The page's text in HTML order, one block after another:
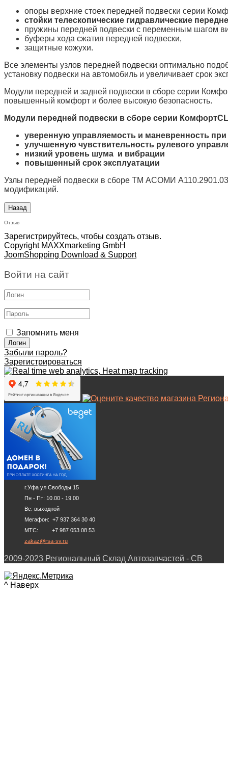
опоры верхние стоек передней подвески серии
стойки телескопические гидравлические
пружины передней подвески с переменным шагом
буферы хода сжатия передней подвески,
защитные кожухи.
Все элементы узлов передней подвески оптимально
установку подвески на автомобиль и увеличивает срок
Модули передней и задней подвески в сборе серии
повышенный комфорт и более высокую безопасность.
Модули передней подвески в сборе серии
уверенную управляемость и маневренность
улучшенную чувствительность рулевого
низкий уровень шума и вибрации
повышенный срок эксплуатации
Узлы передней подвески в сборе ТМ АСОМИ
модификаций.
Отзыв
Зарегистрируйтесь, чтобы создать отзыв.
Copyright MAXXmarketing GmbH
JoomShopping Download & Support
Войти на сайт
Запомнить меня
Забыли пароль?
Зарегистрироваться
г.Уфа ул Свободы 15
Пн - Пт: 10.00 - 19.00
Вс: выходной
Мегафон: +7 937 364 30 40
МТС: +7 987 053 08 53
zakaz@rsa-sv.ru
2009-2023 Региональный Склад Автозапчастей - СВ
^ Наверх